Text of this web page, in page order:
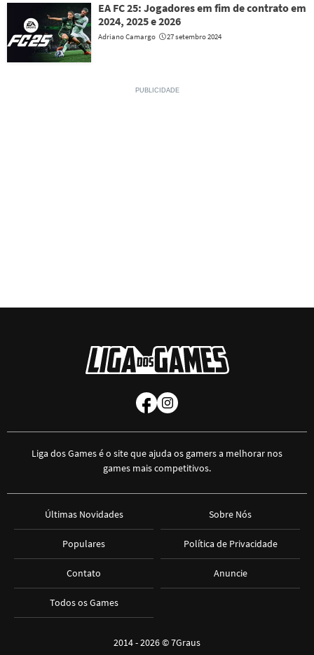
EA FC 25: Jogadores em fim de contrato em
2024, 2025 e 2026
Adriano Camargo 27 setembro 2024
Liga dos Games é o site que ajuda os gamers a melhorar nos
games mais competitivos.
Últimas Novidades
Populares
Contato
Todos os Games
Sobre Nós
Política de Privacidade
Anuncie
2014 - 2026 ©7Graus